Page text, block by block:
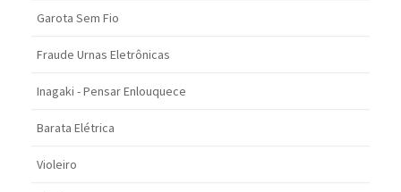
Garota Sem Fio
Fraude Urnas Eletrônicas
Inagaki - Pensar Enlouquece
Barata Elétrica
Violeiro